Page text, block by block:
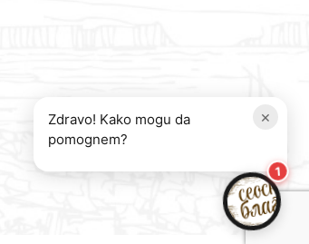
×
Zdravo! Kako mogu da
pomognem?
1